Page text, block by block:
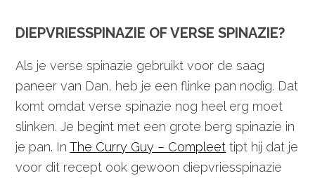
DIEPVRIESSPINAZIE OF VERSE SPINAZIE?
Als je verse spinazie gebruikt voor de saag
paneer van Dan, heb je een flinke pan nodig. Dat
komt omdat verse spinazie nog heel erg moet
slinken. Je begint met een grote berg spinazie in
je pan. InThe Curry Guy – Compleet tipt hij dat je
voor dit recept ook gewoon diepvriesspinazie